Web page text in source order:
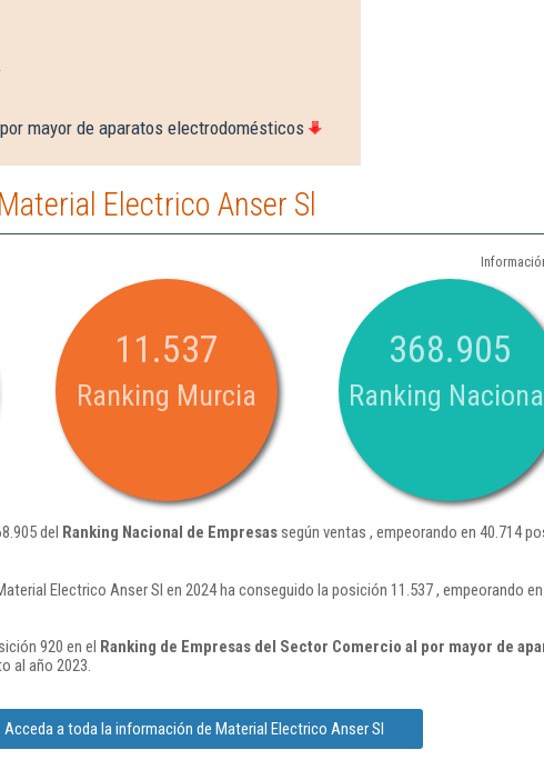
mayor de aparatos electrodomésticos
Electrico Anser Sl
11.537
Ranking Murcia
368.905
Ranking
del Ranking Nacional de Empresassegún ventas , empeorando en 40.714
Electrico Anser Sl en 2024 ha conseguido la posición 11.537 , empeorando
920 en el Ranking de Empresas del Sector Comercio al por mayor de
al año 2023.
Acceda a toda la información de Material Electrico Anser Sl